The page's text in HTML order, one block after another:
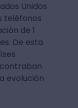
Unidos
teléfonos
de 1
De esta
evolución